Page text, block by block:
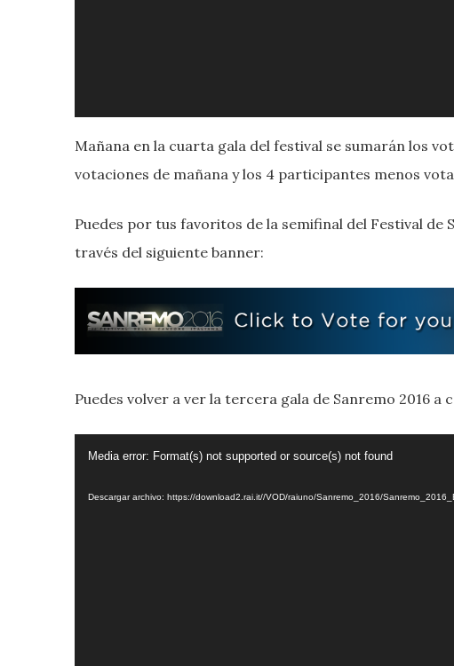
Mañana en la cuarta gala del festival se sumarán los
votaciones de mañana y los 4 participantes menos
Puedes por tus favoritos de la semifinal del Festival de
través del siguiente banner:
Puedes volver a ver la tercera gala de Sanremo 2016 a
Reproductor
vídeo
Media error: Format(s) not supported or source(s) not found
Descargar archivo: https://download2.rai.it//VOD/raiuno/Sanremo_2016/